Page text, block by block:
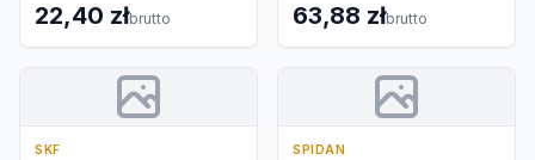
22,40 złbrutto 63,88 złbrutto
SKF SPIDAN